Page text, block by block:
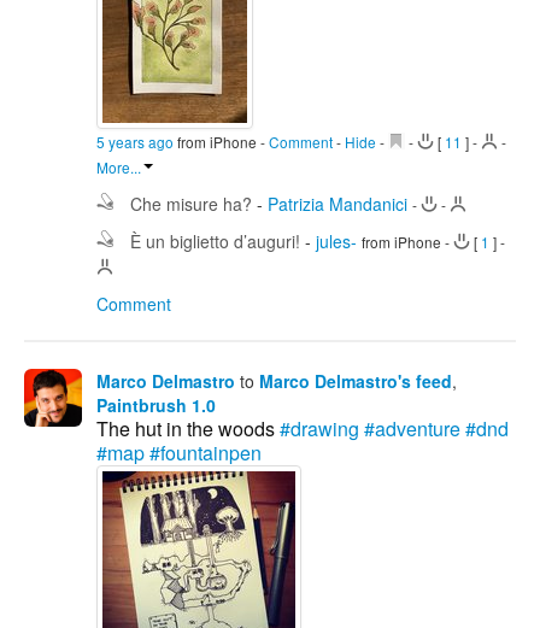
5 years ago from iPhone -Comment- Hide - - [ 11 ]-
-
More...
Che misure ha? - Patrizia Mandanici - -
È un biglietto d’auguri! - jules- from iPhone - [ 1 ]-
Comment
Marco Delmastro to Marco Delmastro's feed,
Paintbrush 1.0
The hut in the woods#drawing #adventure#dnd
#map#fountainpen